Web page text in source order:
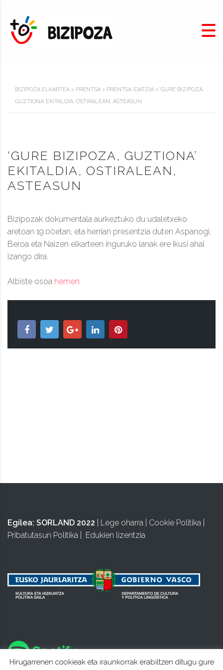
BIZIPOZA ELKARTEA > PRENTSA > PRENTSA IDATZIA > ‘GURE BIZIPOZA,
GUZTIONA’ EKITALDIA, OSTIRALEAN, ASTEASUN
‘GURE BIZIPOZA, GUZTIONA’
EKITALDIA, OSTIRALEAN,
ASTEASUN
Bizipozak dokumentala aurkeztuko du udaletxeko
aretoan 19:00etan, eta herrian presentzia duten Aspanogi,
Beroa eta Naizen elkarteen inguruko lanak ere ikusi ahal
izango dira.
Albiste osoa hemen
Egilea: SORLAND 2022 Lege oharra Cookie Politika
Pribatutasun Politika
Edukien lizentzia
Hirugarrenen cookieak eta iraunkorrak erabiltzen ditugu gure